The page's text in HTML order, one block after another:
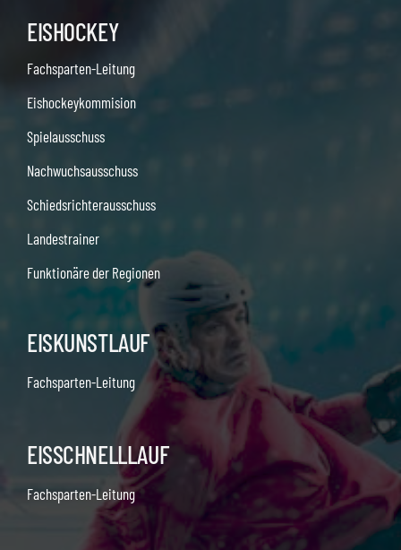
EISHOCKEY
Fachsparten-Leitung
Eishockeykommision
Spielausschuss
Nachwuchsausschuss
Schiedsrichterausschuss
Landestrainer
Funktionäre der Regionen
EISKUNSTLAUF
Fachsparten-Leitung
EISSCHNELLLAUF
Fachsparten-Leitung